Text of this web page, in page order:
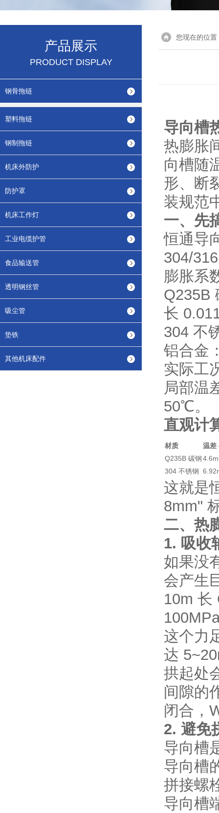
产品展示
PRODUCT DISPLAY
钢骨拖链
塑料拖链
钢制拖链
机床外防护
防护罩
机床工作灯
工业电缆护管
食品输送管
透明钢丝管
吸尘管
垫铁
其他机床配件
您现在的位置
导向槽
热膨胀
向槽随
形、断
装规范
一、先
恒通导
304/
膨胀系
Q235B
长
304 不
铝合金
实际工
局部温
50℃。
直观计
材质
温差
Q235B 碳钢
304 不锈钢
这就是
8mm"
二、热
1. 吸收
如果没
会产生
10m 长
这个力
达
拱起处
间隙的
闭合，
2. 避免
导向槽
导向槽
拼接螺
导向槽